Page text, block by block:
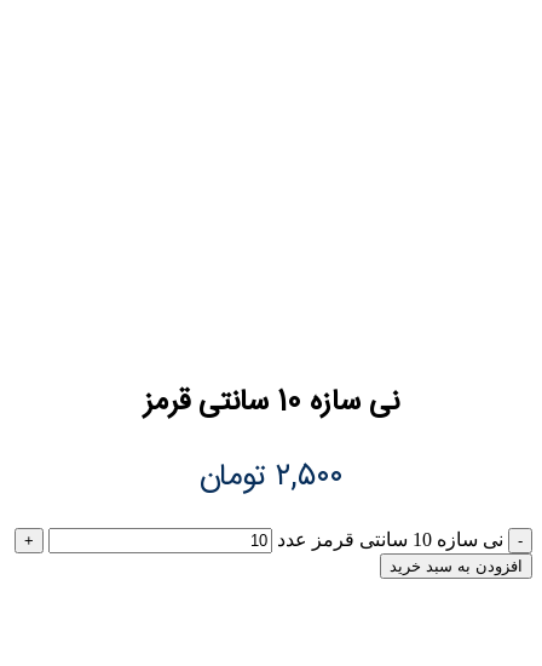
نی سازه 10 سانتی قرمز
۲,۵۰۰ تومان
نی سازه 10 سانتی قرمز عدد
افزودن به سبد خرید